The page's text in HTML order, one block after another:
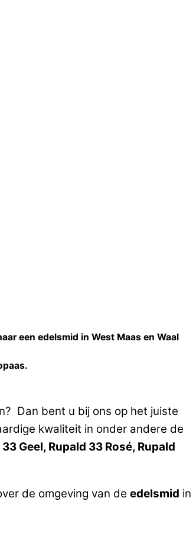
een edelsmid in West Maas en Waal
.
Dan bent u bij ons op het juiste
kwaliteit in onder andere de
Geel, Rupald 33 Rosé, Rupald
de omgeving van de edelsmid in